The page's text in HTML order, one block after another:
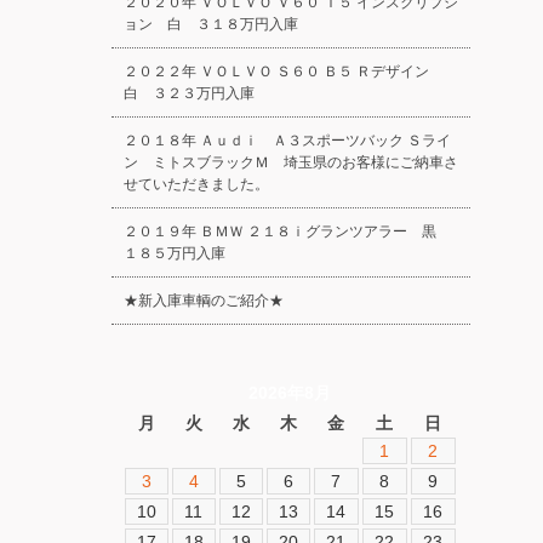
ョン 白 ３１８万円入庫
２０２２年 ＶＯＬＶＯ Ｓ６０ Ｂ５ Ｒデザイン
白 ３２３万円入庫
２０１８年 Ａｕｄｉ Ａ３スポーツバック Ｓライ
ン ミトスブラックＭ 埼玉県のお客様にご納車さ
せていただきました。
２０１９年 ＢＭＷ ２１８ｉグランツアラー 黒
１８５万円入庫
★新入庫車輌のご紹介★
月
火 水 木 金 土
日
1
2
3
4 5 6 7 8
9
10
11 12 13 14 15
16